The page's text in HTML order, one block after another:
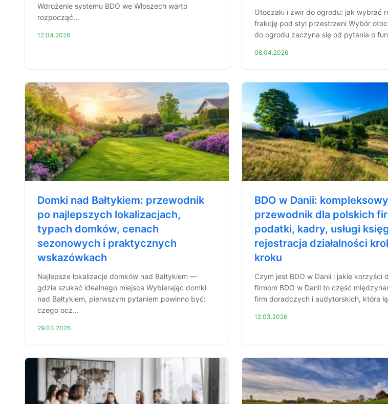
Wdrożenie systemu BDO we Włoszech warto
rozpocząć...
12.04.2026
Otoczaki i żwir do ogrodu: jak wybrać
frakcję pod styl przestrzeni Wybór
do ogrodu zaczyna się od pytania o
08.04.2026
Domki nad Bałtykiem: przewodnik
po najlepszych lokalizacjach,
typach domków, cenach
sezonowych i praktycznych
wskazówkach
Najlepsze lokalizacje domków nad Bałtykiem —
gdzie szukać idealnego miejsca Wybierając domki
nad Bałtykiem, pierwszym pytaniem powinno być:
czego ocz...
29.03.2026
BDO w Danii: kompleksowy
przewodnik dla polskich
podatki, kadry, usługi
rejestracja działalności
kroku
Czym jest BDO w Danii i jakie korzyści
firmom BDO w Danii to część
firm doradczych i audytorskich, która
12.03.2026